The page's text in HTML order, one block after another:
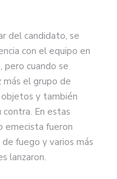
del candidato, se
con el equipo en
pero cuando se
más el grupo de
y también
contra. En estas
emecista fueron
fuego y varios más
lanzaron.